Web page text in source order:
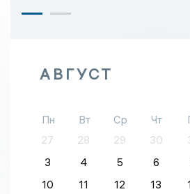
АВГУСТ
Пн Вт Ср Чт
27
28 29 30
3
4 5 6
10
11 12 13